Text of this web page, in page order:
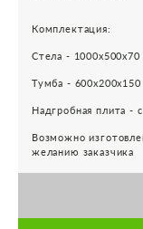
Комплектация:
Стела -
Тумба -
Надгробная плита -
Возможно
желанию заказчика